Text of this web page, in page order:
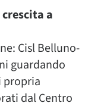
a
Cisl Belluno-
guardando
propria
dal Centro